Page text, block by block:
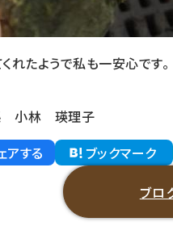
れたようで私も一安心です。
小林 瑛理子
アする ブックマーク
ブロ